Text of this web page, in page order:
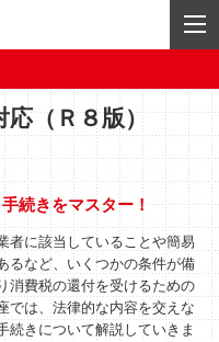
応（Ｒ８版）
続きをマスター！
者に該当していることや簡易
るなど、いくつかの条件が備
消費税の還付を受けるための
では、法律的な内容を交えな
続きについて解説していきま